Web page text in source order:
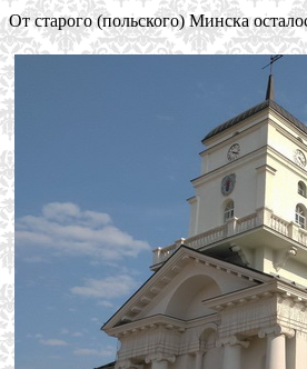
От старого (польского) Минска